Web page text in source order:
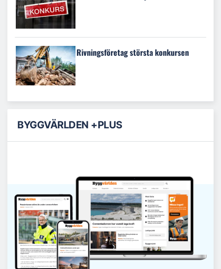
Rivningsföretag största konkursen
BYGGVÄRLDEN +PLUS